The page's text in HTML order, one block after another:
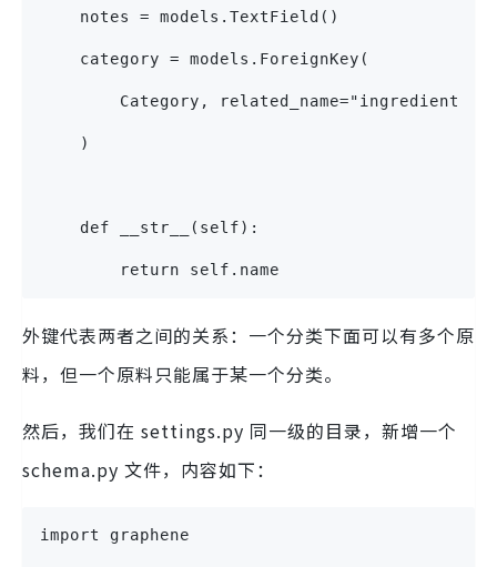
    notes = models.TextField()
    category = models.ForeignKey(
Category,
    )
    def __str__(self):
        return self.name
外键代表两者之间的关系：一个分类下面可以有多个原
料，但一个原料只能属于某一个分类。
然后，我们在 settings.py 同一级的目录，新增一个
schema.py 文件，内容如下：
import graphene